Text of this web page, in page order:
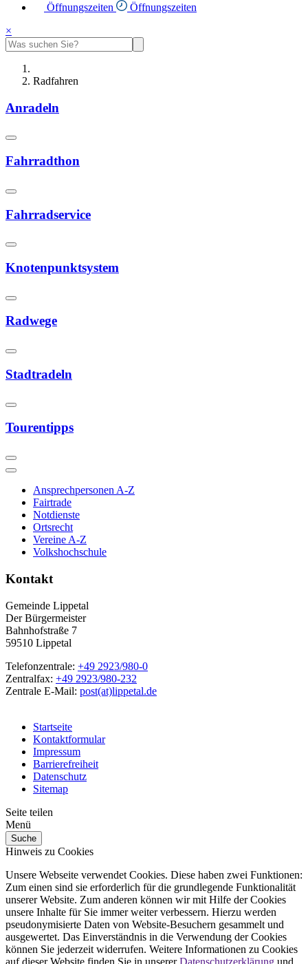
Öffnungszeiten
Öffnungszeiten
×
Radfahren
Anradeln
Fahrradthon
Fahrradservice
Knotenpunktsystem
Radwege
Stadtradeln
Tourentipps
Ansprechpersonen A-Z
Fairtrade
Notdienste
Ortsrecht
Vereine A-Z
Volkshochschule
Kontakt
Gemeinde Lippetal
Der Bürgermeister
Bahnhofstraße 7
59510 Lippetal
Telefonzentrale: +49 2923/980-0
Zentralfax: +49 2923/980-232
Zentrale E-Mail: post(at)lippetal.de
Startseite
Kontaktformular
Impressum
Barrierefreiheit
Datenschutz
Sitemap
Seite teilen
Menü
Suche
Hinweis zu Cookies
Unsere Webseite verwendet Cookies. Diese haben zwei Funktionen:
Zum einen sind sie erforderlich für die grundlegende Funktionalität
unserer Website. Zum anderen können wir mit Hilfe der Cookies
unsere Inhalte für Sie immer weiter verbessern. Hierzu werden
pseudonymisierte Daten von Website-Besuchern gesammelt und
ausgewertet. Das Einverständnis in die Verwendung der Cookies
können Sie jederzeit widerrufen. Weitere Informationen zu Cookies
auf dieser Website finden Sie in unsererDatenschutzerklärung und